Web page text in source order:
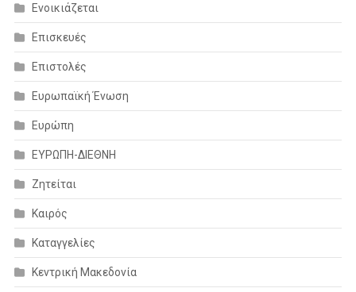
Ενοικιάζεται
Επισκευές
Επιστολές
Ευρωπαϊκή Ένωση
Ευρώπη
ΕΥΡΩΠΗ-ΔΙΕΘΝΗ
Ζητείται
Καιρός
Καταγγελίες
Κεντρική Μακεδονία